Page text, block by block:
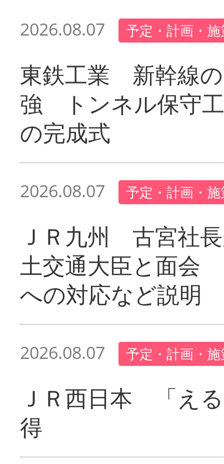
2026.08.07 予定・計画・
東鉄工業 新幹線
強 トンネル保守
の完成式
2026.08.07 予定・計画・
ＪＲ九州 古宮社
土交通大臣と面会
への対応など説明
2026.08.07 予定・計画・
ＪＲ西日本 「え
得